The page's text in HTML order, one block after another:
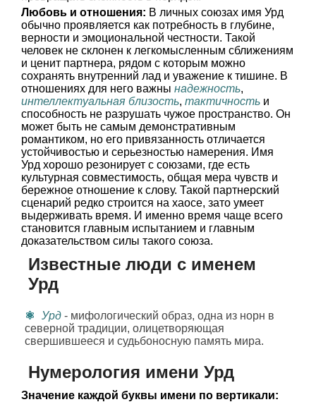
Любовь и отношения: В личных союзах имя Урд
обычно проявляется как потребность в глубине,
верности и эмоциональной честности. Такой
человек не склонен к легкомысленным сближениям
и ценит партнера, рядом с которым можно
сохранять внутренний лад и уважение к тишине. В
отношениях для него важны надежность,
интеллектуальная близость, тактичность и
способность не разрушать чужое пространство. Он
может быть не самым демонстративным
романтиком, но его привязанность отличается
устойчивостью и серьезностью намерения. Имя
Урд хорошо резонирует с союзами, где есть
культурная совместимость, общая мера чувств и
бережное отношение к слову. Такой партнерский
сценарий редко строится на хаосе, зато умеет
выдерживать время. И именно время чаще всего
становится главным испытанием и главным
доказательством силы такого союза.
Известные люди с именем
Урд
Урд - мифологический образ, одна из норн в
северной традиции, олицетворяющая
свершившееся и судьбоносную память мира.
Нумерология имени Урд
Значение каждой буквы имени по вертикали: